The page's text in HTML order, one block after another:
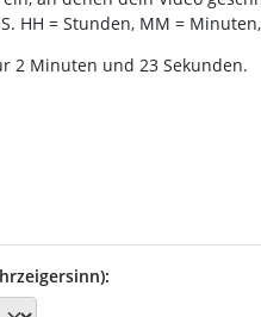
HH = Stunden, MM =
2 Minuten und 23 Sekunden.